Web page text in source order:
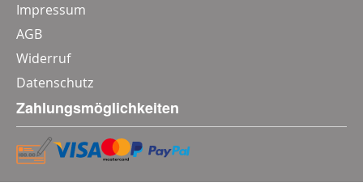
Impressum
AGB
Widerruf
Datenschutz
Zahlungsmöglichkeiten